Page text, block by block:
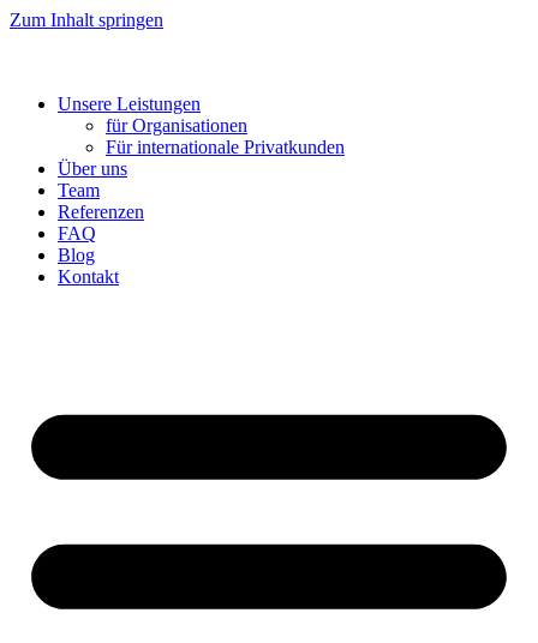
Zum Inhalt springen
Unsere Leistungen
für Organisationen
Für internationale Privatkunden
Über uns
Team
Referenzen
FAQ
Blog
Kontakt